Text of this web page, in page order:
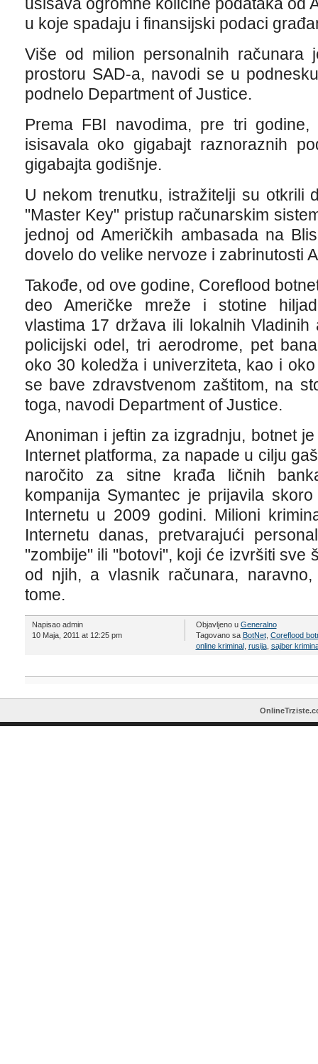
u koje spadaju i finansijski podaci
Više od milion personalnih računara
prostoru SAD-a, navodi se u
podnelo Department of Justice.
Prema FBI navodima, pre tri
isisavala oko gigabajt raznoraznih
gigabajta godišnje.
U nekom trenutku, istražitelji su otkrili
"Master Key" pristup računarskim
jednoj od Američkih ambasada na
dovelo do velike nervoze i zabrinutosti
Takođe, od ove godine, Coreflood
deo Američke mreže i stotine
vlastima 17 država ili lokalnih
policijski odel, tri aerodrome, pet
oko 30 koledža i univerziteta, kao i
se bave zdravstvenom zaštitom, na
toga, navodi Department of Justice.
Anoniman i jeftin za izgradnju, botnet
Internet platforma, za napade u cilju
naročito za sitne krađa ličnih
kompanija Symantec je prijavila
Internetu u 2009 godini. Milioni
Internetu danas, pretvarajući
"zombije" ili "botovi", koji će izvršiti sve
od njih, a vlasnik računara,
tome.
Napisao admin
10 Maja, 2011 at 12:25 pm
Objavljeno u Generalno
Tagovano sa BotNet, Coreflood
online kriminal, rusija, sajber